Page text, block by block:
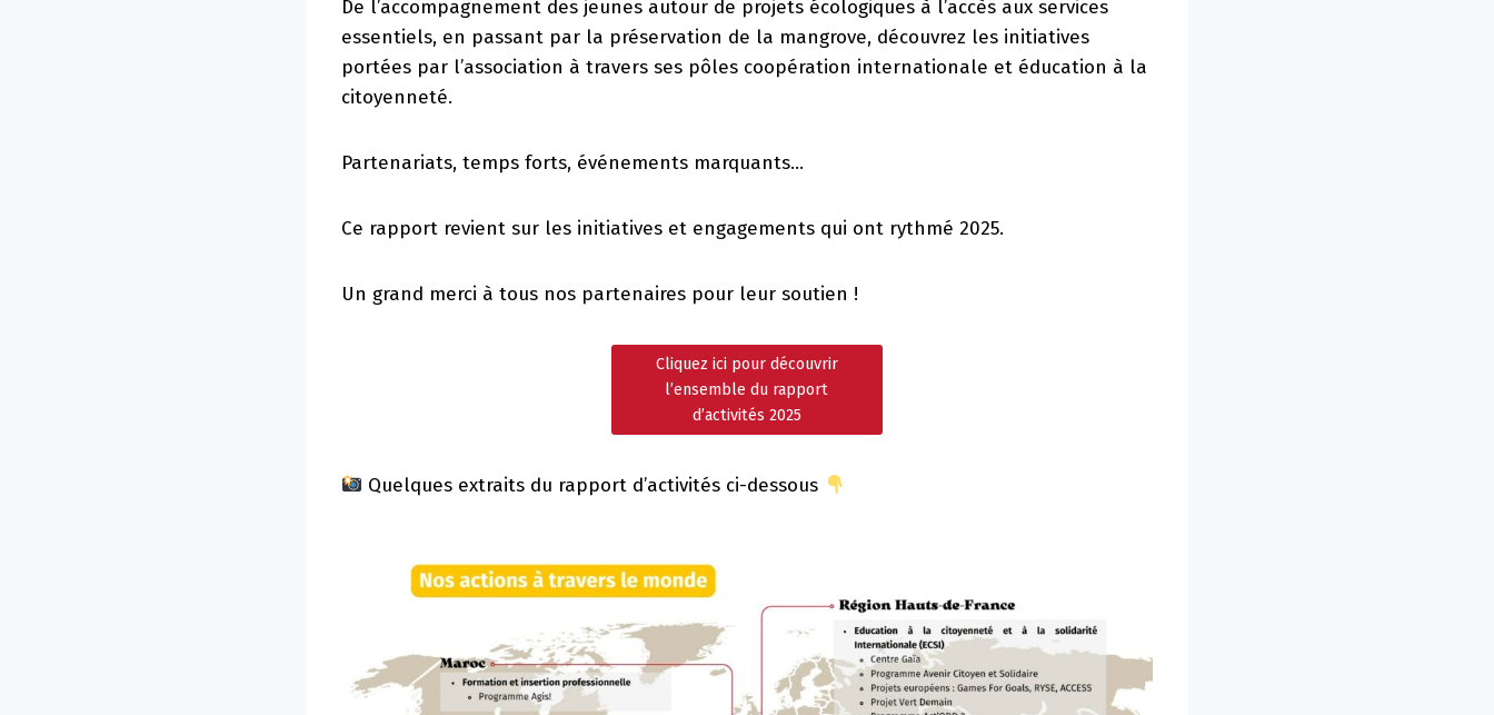
De l’accompagnement des jeunes autour de projets écologiques à l’accès aux services
essentiels, en passant par la préservation de la mangrove, découvrez les initiatives
portées par l’association à travers ses pôles coopération internationale et éducation à la
citoyenneté.
Partenariats, temps forts, événements marquants…
Ce rapport revient sur les initiatives et engagements qui ont rythmé 2025.
Un grand merci à tous nos partenaires pour leur soutien !
Cliquez ici pour découvrir
l’ensemble du rapport
d’activités 2025
Quelques extraits du rapport d’activités ci-dessous